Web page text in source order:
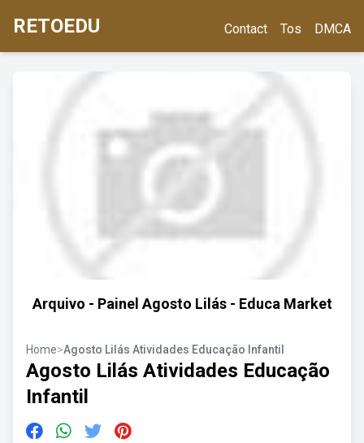
RETOEDU Contact Tos DMCA
Arquivo - Painel Agosto Lilás - Educa Market
Home>Agosto Lilás Atividades Educação Infantil
Agosto Lilás Atividades Educação
Infantil